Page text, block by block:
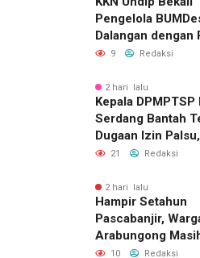
Pengelola
Dalangan dengan
Pikir Inovatif
9 Redaksi
2 hari lalu
Kepala DPMPTSP
Serdang Bantah
Dugaan Izin Palsu,
Tegaskan Proses
Jalur Resmi
21 Redaksi
2 hari lalu
Hampir Setahun
Pascabanjir,
Arabungong
Menunggu Bantuan
10 Redaksi